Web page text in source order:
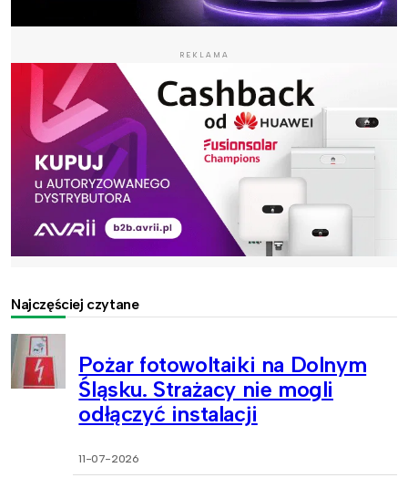
REKLAMA
Najczęściej czytane
Pożar fotowoltaiki na Dolnym
Śląsku. Strażacy nie mogli
odłączyć instalacji
11-07-2026